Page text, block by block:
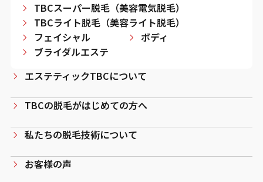
TBCスーパー脱毛（美容電気脱毛）
TBCライト脱毛（美容ライト脱毛）
フェイシャル
ボディ
ブライダルエステ
エステティックTBCについて
TBCの脱毛がはじめての方へ
私たちの脱毛技術について
お客様の声